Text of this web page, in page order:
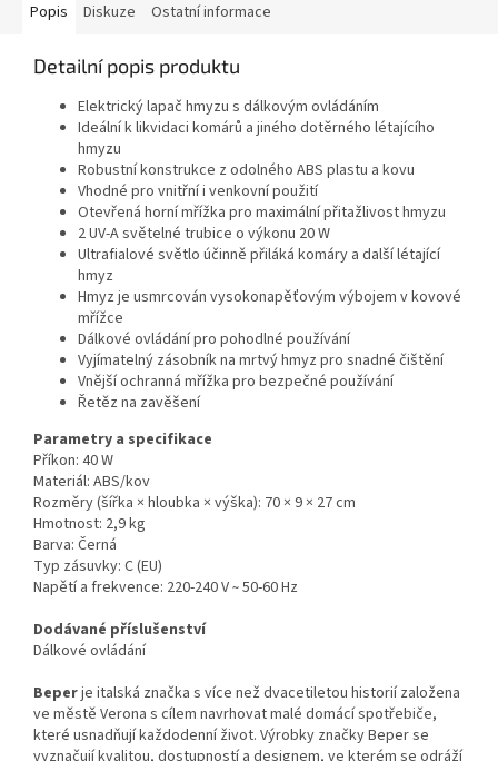
Popis Diskuze Ostatní informace
Detailní popis produktu
Elektrický lapač hmyzu s dálkovým ovládáním
Ideální k likvidaci komárů a jiného dotěrného létajícího
hmyzu
Robustní konstrukce z odolného ABS plastu a kovu
Vhodné pro vnitřní i venkovní použití
Otevřená horní mřížka pro maximální přitažlivost hmyzu
2 UV-A světelné trubice o výkonu 20 W
Ultrafialové světlo účinně přiláká komáry a další létající
hmyz
Hmyz je usmrcován vysokonapěťovým výbojem v kovové
mřížce
Dálkové ovládání pro pohodlné používání
Vyjímatelný zásobník na mrtvý hmyz pro snadné čištění
Vnější ochranná mřížka pro bezpečné používání
Řetěz na zavěšení
Parametry a specifikace
Příkon: 40 W
Materiál: ABS/kov
Rozměry (šířka × hloubka × výška): 70 × 9 × 27 cm
Hmotnost: 2,9 kg
Barva: Černá
Typ zásuvky: C (EU)
Napětí a frekvence: 220-240 V ̴ 50-60 Hz
Dodávané příslušenství
Dálkové ovládání
Beperje italská značka s více než dvacetiletou historií založena
ve městě Verona s cílem navrhovat malé domácí spotřebiče,
které usnadňují každodenní život. Výrobky značky Beper se